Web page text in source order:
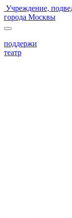
Учреждение,
города Москвы
поддержи
театр